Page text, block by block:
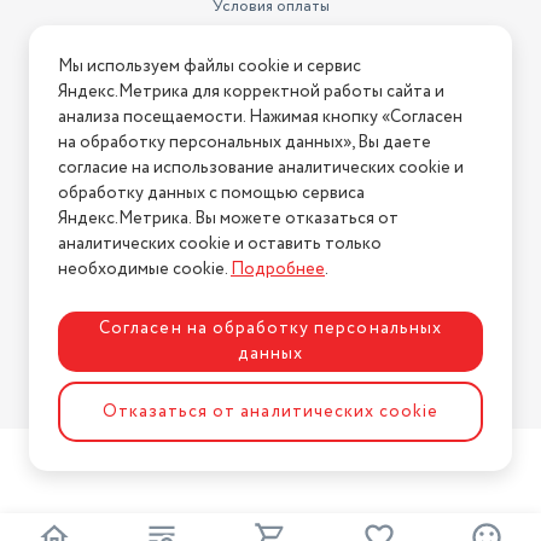
есть
Цвет товара
черный
MP3-проигрыватель
есть
Условия оплаты
Условия возврата
Нашли ошибку на сайте? Напишите нам
2026 © Интернет-магазин "АстМаркет". У нас есть всё!
Политика конфиденциальности
Разработка сайтаASTDESIGN
Мы используем файлы cookie и сервис
Яндекс.Метрика для корректной работы сайта и
анализа посещаемости. Нажимая кнопку «Согласен
на обработку персональных данных», Вы даете
согласие на использование аналитических cookie и
обработку данных с помощью сервиса
Яндекс.Метрика. Вы можете отказаться от
аналитических cookie и оставить только
необходимые cookie.Подробнее.
Согласен на обработку персональных
данных
Отказаться от аналитических cookie